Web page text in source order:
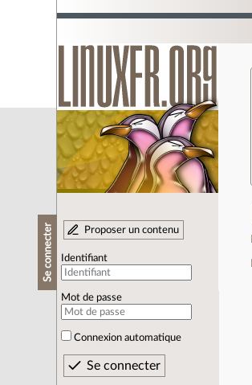
Se connecter Proposer un contenu
Identifiant
Mot de passe
Connexion automatique